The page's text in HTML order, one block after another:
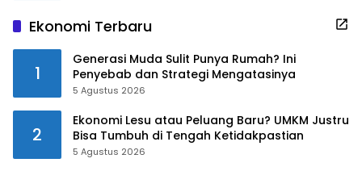
Ekonomi Terbaru
1
Generasi Muda Sulit Punya Rumah? Ini
Penyebab dan Strategi Mengatasinya
5 Agustus 2026
2
Ekonomi Lesu atau Peluang Baru? UMKM Justru
Bisa Tumbuh di Tengah Ketidakpastian
5 Agustus 2026